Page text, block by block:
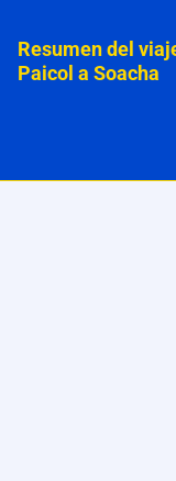
Resumen del
Paicol a Soacha